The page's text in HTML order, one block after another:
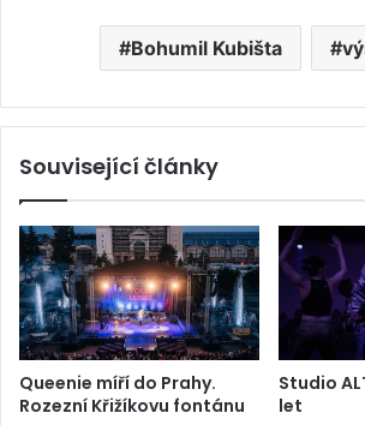
Bohumil Kubišta
Související články
Queenie míří do Prahy.
Rozezní Křižíkovu fontánu
Studio
let